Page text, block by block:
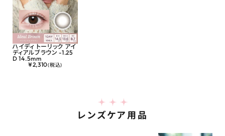
ハイディ トーリック アイ
ディアルブラウン -1.25
D 14.5mm
¥2,310(税込)
レンズケア用品